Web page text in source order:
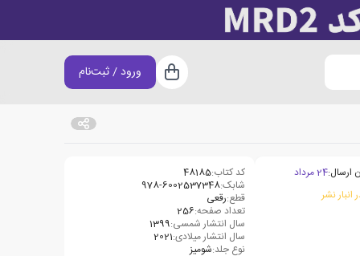
سبد خرید
ورود / ثبت‌نام
ارسال:24 مرداد
انبار نشر
کد کتاب:48185
شابک:978-6002537348
قطع:رقعی
تعداد صفحه:256
سال انتشار شمسی:1399
سال انتشار میلادی:2021
نوع جلد:شومیز